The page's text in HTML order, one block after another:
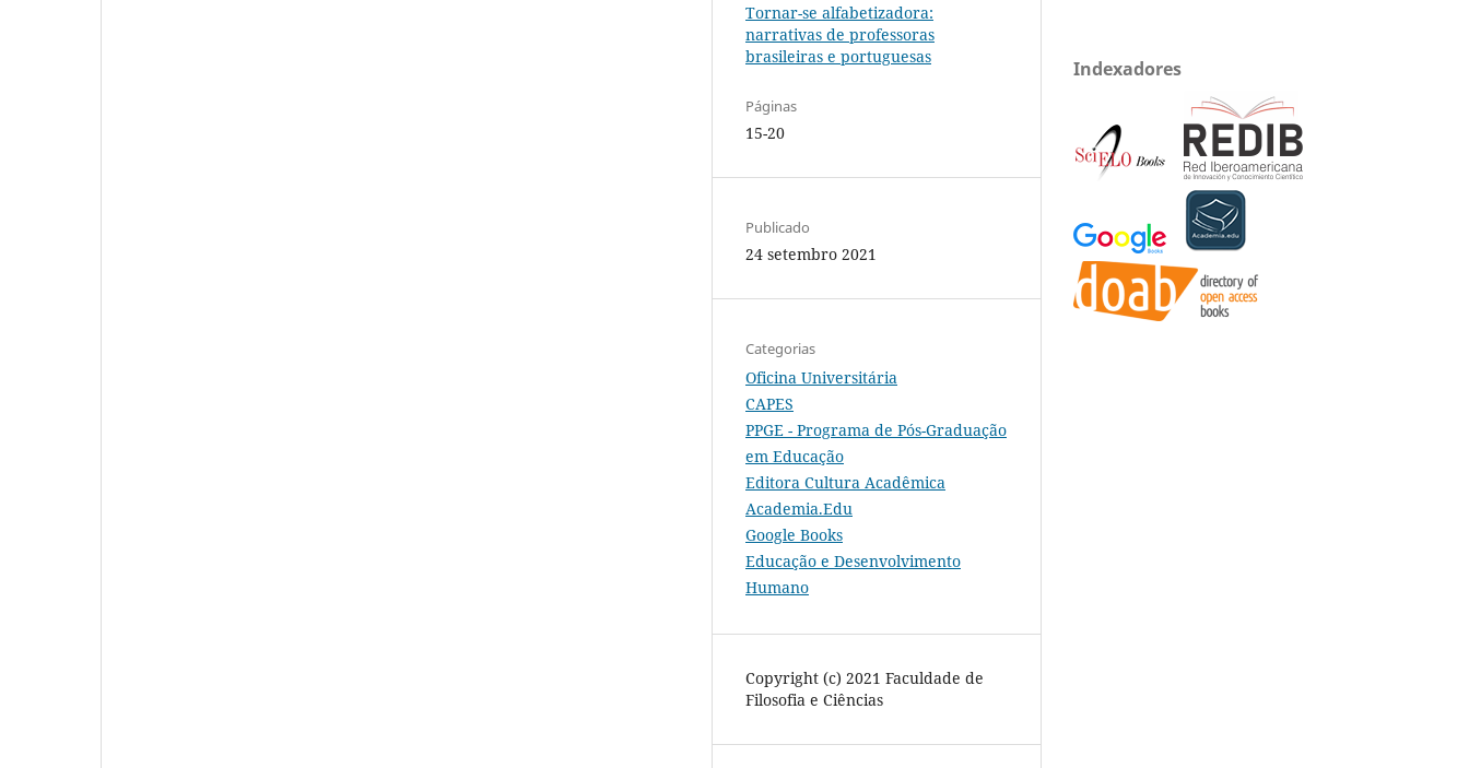
Tornar-se alfabetizadora:
narrativas de professoras
brasileiras e portuguesas
Páginas
15-20
Publicado
24 setembro 2021
Categorias
Oficina Universitária
CAPES
PPGE - Programa de Pós-Graduação
em Educação
Editora Cultura Acadêmica
Academia.Edu
Google Books
Educação e Desenvolvimento
Humano
Copyright (c) 2021 Faculdade de
Filosofia e Ciências
Indexadores